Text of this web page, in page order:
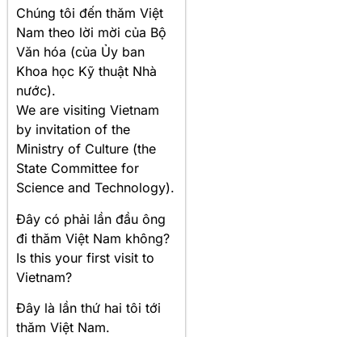
Chúng tôi đến thăm Việt
Nam theo lời mời của Bộ
Văn hóa (của Ủy ban
Khoa học Kỹ thuật Nhà
nước).
We are visiting Vietnam
by invitation of the
Ministry of Culture (the
State Committee for
Science and Technology).
Đây có phải lần đầu ông
đi thăm Việt Nam không?
Is this your first visit to
Vietnam?
Đây là lần thứ hai tôi tới
thăm Việt Nam.